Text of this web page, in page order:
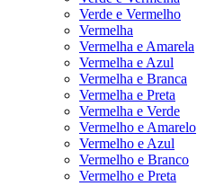
Verde e Vermelho
Vermelha
Vermelha e Amarela
Vermelha e Azul
Vermelha e Branca
Vermelha e Preta
Vermelha e Verde
Vermelho e Amarelo
Vermelho e Azul
Vermelho e Branco
Vermelho e Preta